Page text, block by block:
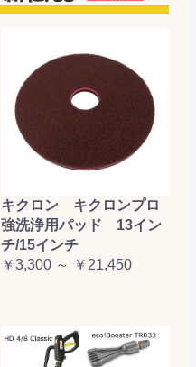
キクロン キクロンプロ
強洗浄用パッド 13イン
チ/15インチ
￥3,300 ～ ￥21,450